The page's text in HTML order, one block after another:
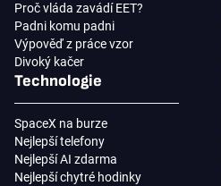
Proč vláda zavádí EET?
Padni komu padni
Výpověď z práce vzor
Divoký kačer
Technologie
SpaceX na burze
Nejlepší telefony
Nejlepší AI zdarma
Nejlepší chytré hodinky